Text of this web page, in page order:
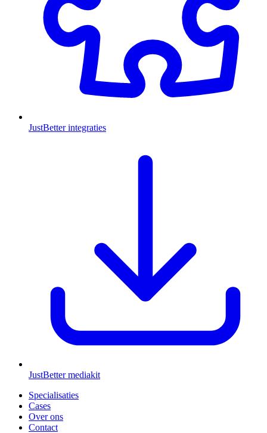
JustBetter integraties
JustBetter mediakit
Specialisaties
Cases
Over ons
Contact